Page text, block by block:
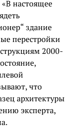
настоящее
здание
перестройки
2000-
что
архитектуры
эксперта,